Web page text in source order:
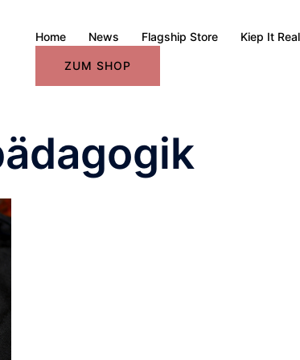
Home News Flagship Store Kiep It
ZUM SHOP